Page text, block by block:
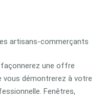
artisans-commerçants
façonnerez une offre
vous démontrerez à votre
Fenêtres,